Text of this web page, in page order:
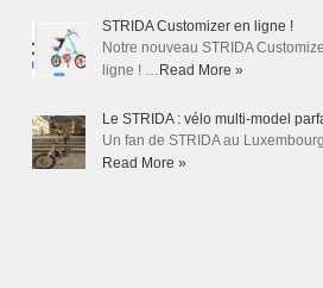
STRIDA Customizer en ligne !
Notre nouveau STRIDA
ligne ! … Read More »
Le STRIDA : vélo multi-model
Un fan de STRIDA au
Read More »